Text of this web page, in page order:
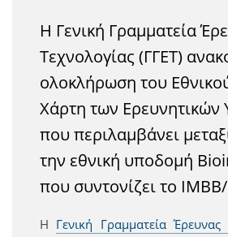
Η Γενική Γραμματεία
Τεχνολογίας (ΓΓΕΤ)
ολοκλήρωση του
Χάρτη των
που περιλαμβάνει
την εθνική υποδομή
που συντονίζει το ΙΜΒΒ/
Η Γενική Γραμματεία Έρευνας